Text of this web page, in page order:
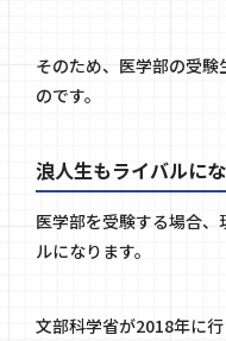
そのため、医学部の受
のです。
浪人生もライバルに
医学部を受験する場合
ルになります。
文部科学省が2018年に